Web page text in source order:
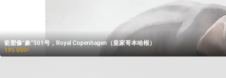
瓷塑像“象”501号，Royal Copenhagen（皇家哥本哈根）
195 000₽